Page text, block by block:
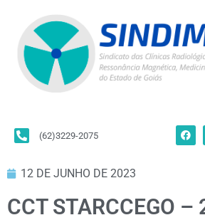
(62)3229-2075
12 DE JUNHO DE 2023
CCT STARCCEGO